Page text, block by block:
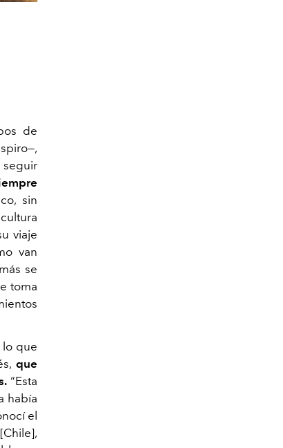
de
seguir
sin
viaje
van
se
toma
lo que
que
“Esta
había
el